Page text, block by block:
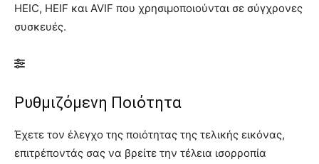
HEIC, HEIF και AVIF που χρησιμοποιούνται σε σύγχρονες
συσκευές.
Ρυθμιζόμενη Ποιότητα
Έχετε τον έλεγχο της ποιότητας της τελικής εικόνας,
επιτρέποντάς σας να βρείτε την τέλεια ισορροπία